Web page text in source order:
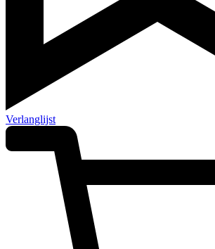
Verlanglijst